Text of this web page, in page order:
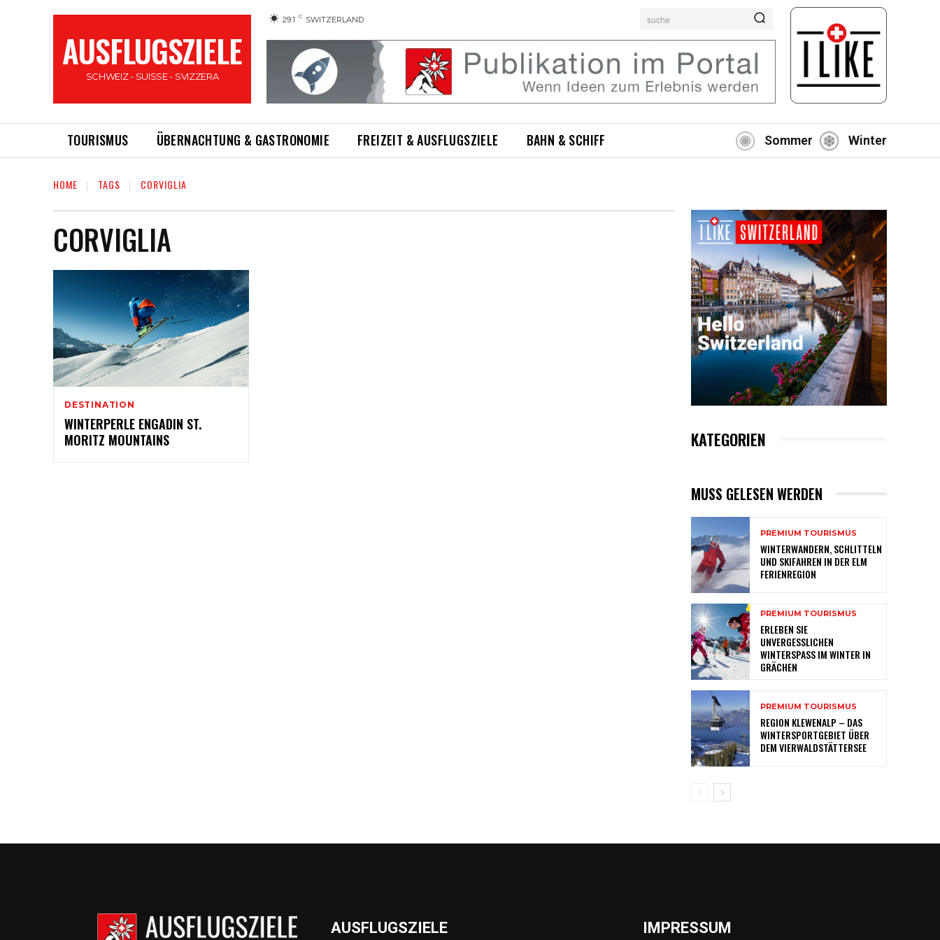
AUSFLUGSZIELE
SCHWEIZ - SUISSE - SVIZZERA
29.1 C SWITZERLAND suche
TOURISMUS ÜBERNACHTUNG & GASTRONOMIE FREIZEIT & AUSFLUGSZIELE BAHN & SCHIFF Sommer Winter
HOME TAGS CORVIGLIA
CORVIGLIA
DESTINATION
WINTERPERLE ENGADIN ST.
MORITZ MOUNTAINS
KATEGORIEN
MUSS GELESEN WERDEN
PREMIUM TOURISMUS
WINTERWANDERN, SCHLITTELN
UND SKIFAHREN IN DER ELM
FERIENREGION
PREMIUM TOURISMUS
ERLEBEN SIE
UNVERGESSLICHEN
WINTERSPASS IM WINTER IN
GRÄCHEN
PREMIUM TOURISMUS
REGION KLEWENALP – DAS
WINTERSPORTGEBIET ÜBER
DEM VIERWALDSTÄTTERSEE
AUSFLUGSZIELE IMPRESSUM